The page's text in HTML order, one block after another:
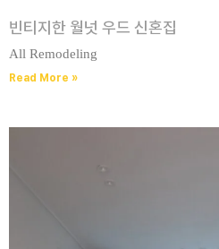
빈티지한 월넛 우드 신혼집
All Remodeling
Read More »